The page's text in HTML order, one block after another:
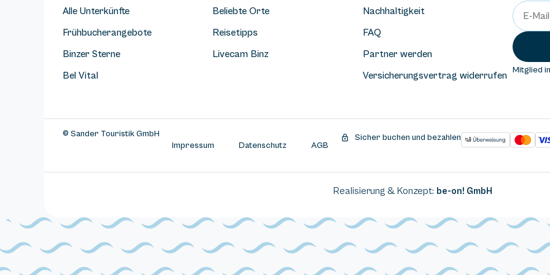
Alle Unterkünfte
Frühbucherangebote
Binzer Sterne
Bel Vital
Beliebte Orte
Reisetipps
Livecam Binz
Nachhaltigkeit
FAQ
Partner werden
Versicherungsvertrag widerrufen Mitglied
© Sander Touristik GmbH
Impressum
Datenschutz AGB
Sicher buchen und bezahlen
Realisierung & Konzept: be-on! GmbH